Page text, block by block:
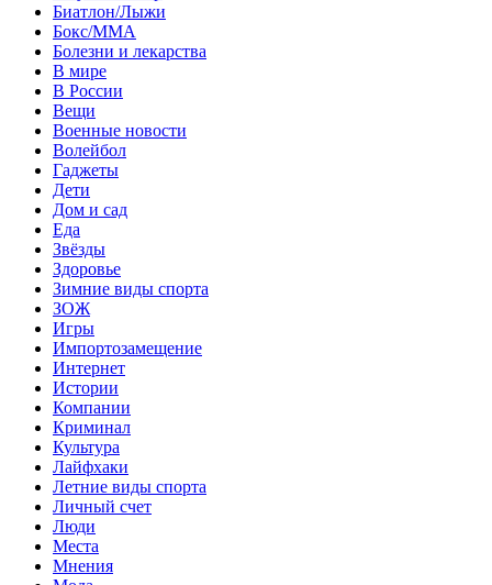
Биатлон/Лыжи
Бокс/MMA
Болезни и лекарства
В мире
В России
Вещи
Военные новости
Волейбол
Гаджеты
Дети
Дом и сад
Еда
Звёзды
Здоровье
Зимние виды спорта
ЗОЖ
Игры
Импортозамещение
Интернет
Истории
Компании
Криминал
Культура
Лайфхаки
Летние виды спорта
Личный счет
Люди
Места
Мнения